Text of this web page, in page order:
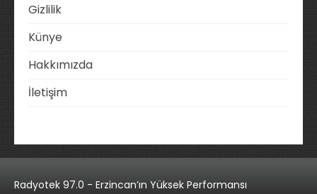
Gizlilik
Künye
Hakkımızda
İletişim
Radyotek 97.0 - Erzincan’ın Yüksek Performansı